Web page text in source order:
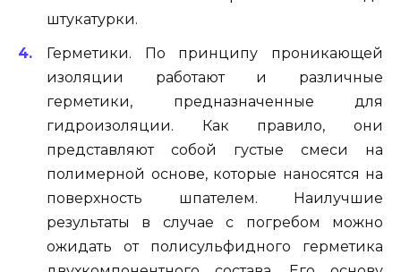
штукатурки.
Герметики. По принципу проникающей
изоляции работают и различные
герметики, предназначенные для
гидроизоляции. Как правило, они
представляют собой густые смеси на
полимерной основе, которые наносятся на
поверхность шпателем. Наилучшие
результаты в случае с погребом можно
ожидать от полисульфидного герметика